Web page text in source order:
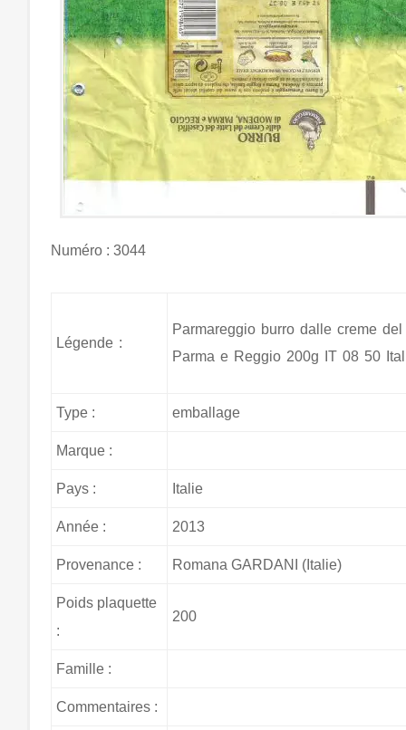
Numéro : 3044
Légende :
Parmareggio burro dalle creme
Parma e Reggio 200g IT 08 50
Type : emballage
Marque :
Pays : Italie
Année : 2013
Provenance : Romana GARDANI (Italie)
Poids plaquette
:
200
Famille :
Commentaires :